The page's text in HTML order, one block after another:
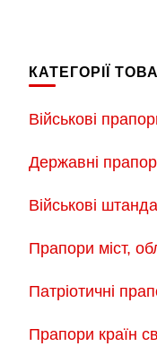
КАТЕГОРІЇ
Військові
Державні
Військові
Прапори міст,
Патріотичні
Прапори країн